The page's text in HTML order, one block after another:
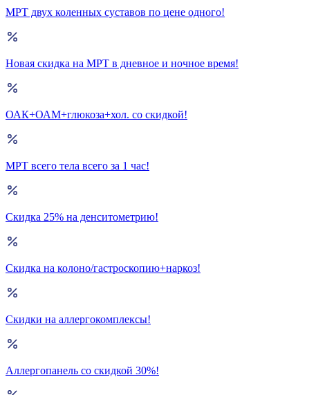
МРТ двух коленных суставов по цене одного!
Новая скидка на МРТ в дневное и ночное время!
ОАК+ОАМ+глюкоза+хол. со скидкой!
МРТ всего тела всего за 1 час!
Скидка 25% на денситометрию!
Скидка на колоно/гастроскопию+наркоз!
Скидки на аллергокомплексы!
Аллергопанель со скидкой 30%!